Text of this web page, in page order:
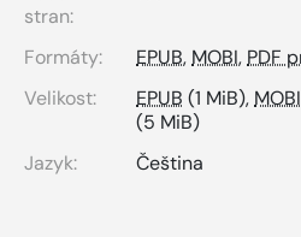
stran:
Formáty: EPUB, MOBI, PDF
Velikost:
EPUB (1 MiB), MOBI
(5 MiB)
Jazyk:
Čeština